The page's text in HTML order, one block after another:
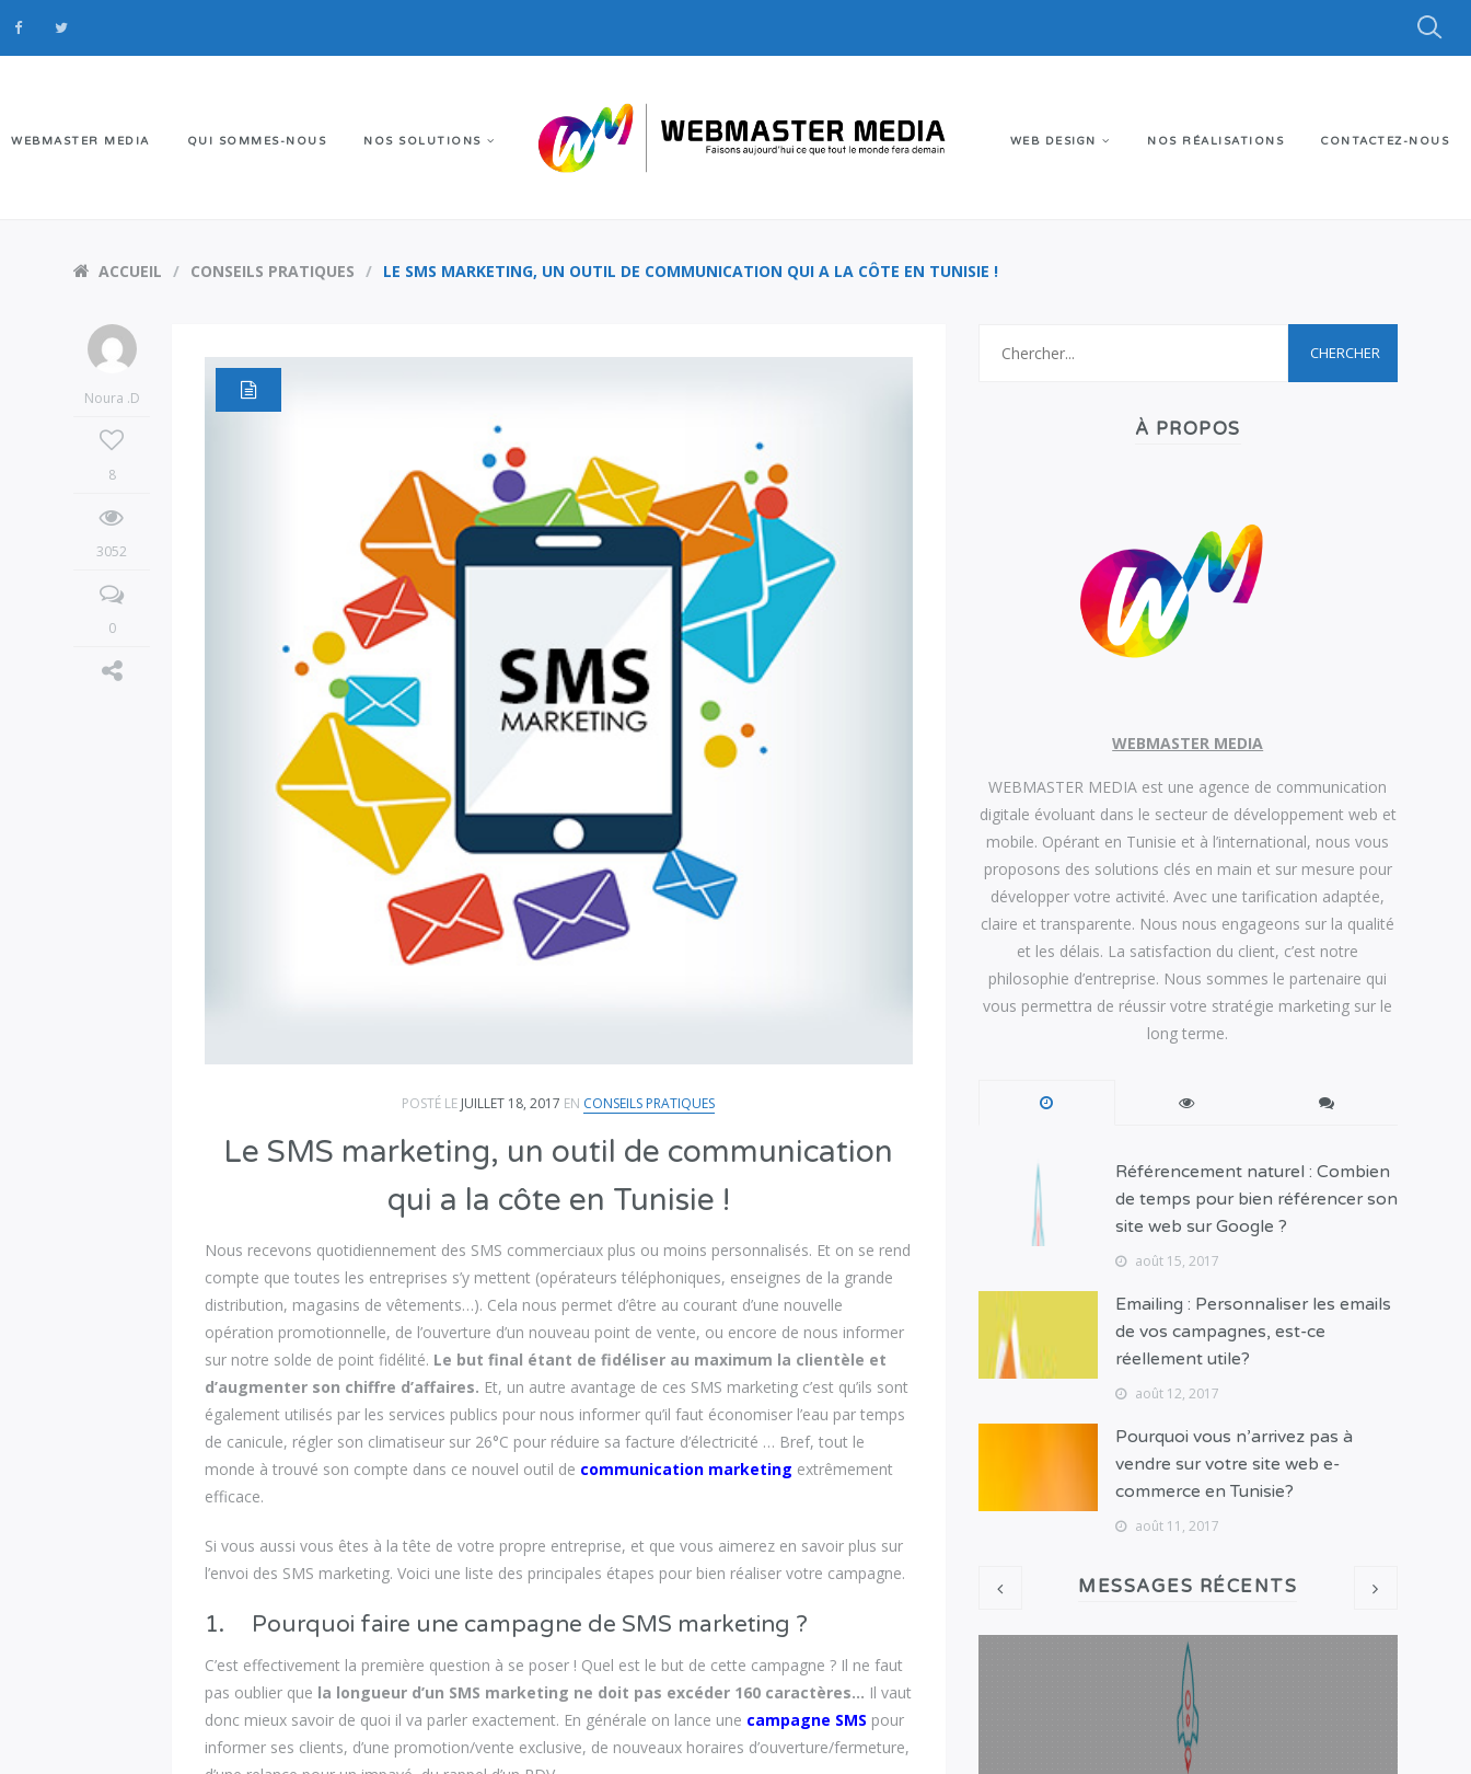
WEBMASTER MEDIA QUI SOMMES-NOUS NOS SOLUTIONS WEB DESIGN NOS RÉALISATIONS CONTACTEZ-NOUS
ACCUEIL CONSEILS PRATIQUES LE SMS MARKETING, UN OUTIL DE COMMUNICATION QUI A LA CÔTE EN TUNISIE !
Noura .D
8
3052
0
POSTÉ LE JUILLET 18, 2017 EN CONSEILS PRATIQUES
Le SMS marketing, un outil de communication
qui a la côte en Tunisie !
Nous recevons quotidiennement des SMS commerciaux plus ou moins personnalisés. Et on se rend
compte que toutes les entreprises s’y mettent (opérateurs téléphoniques, enseignes de la grande
distribution, magasins de vêtements…). Cela nous permet d’être au courant d’une nouvelle
opération promotionnelle, de l’ouverture d’un nouveau point de vente, ou encore de nous informer
sur notre solde de point fidélité. Le but final étant de fidéliser au maximum la clientèle et
d’augmenter son chiffre d’affaires. Et, un autre avantage de ces SMS marketing c’est qu’ils sont
également utilisés par les services publics pour nous informer qu’il faut économiser l’eau par temps
de canicule, régler son climatiseur sur 26°C pour réduire sa facture d’électricité … Bref, tout le
monde à trouvé son compte dans ce nouvel outil de communication marketing extrêmement
efficace.
Si vous aussi vous êtes à la tête de votre propre entreprise, et que vous aimerez en savoir plus sur
l’envoi des SMS marketing. Voici une liste des principales étapes pour bien réaliser votre campagne.
1. Pourquoi faire une campagne de SMS marketing ?
C’est effectivement la première question à se poser ! Quel est le but de cette campagne ? Il ne faut
pas oublier que la longueur d’un SMS marketing ne doit pas excéder 160 caractères… Il vaut
donc mieux savoir de quoi il va parler exactement. En générale on lance une campagne SMS pour
informer ses clients, d’une promotion/vente exclusive, de nouveaux horaires d’ouverture/fermeture,
À PROPOS
WEBMASTER MEDIA
WEBMASTER MEDIA est une agence de communication
digitale évoluant dans le secteur de développement web et
mobile. Opérant en Tunisie et à l’international, nous vous
proposons des solutions clés en main et sur mesure pour
développer votre activité. Avec une tarification adaptée,
claire et transparente. Nous nous engageons sur la qualité
et les délais. La satisfaction du client, c’est notre
philosophie d’entreprise. Nous sommes le partenaire qui
vous permettra de réussir votre stratégie marketing sur le
long terme.
Référencement naturel : Combien
de temps pour bien référencer son
site web sur Google ?
août 15, 2017
Emailing : Personnaliser les emails
de vos campagnes, est-ce
réellement utile?
août 12, 2017
Pourquoi vous n’arrivez pas à
vendre sur votre site web e-
commerce en Tunisie?
août 11, 2017
MESSAGES RÉCENTS